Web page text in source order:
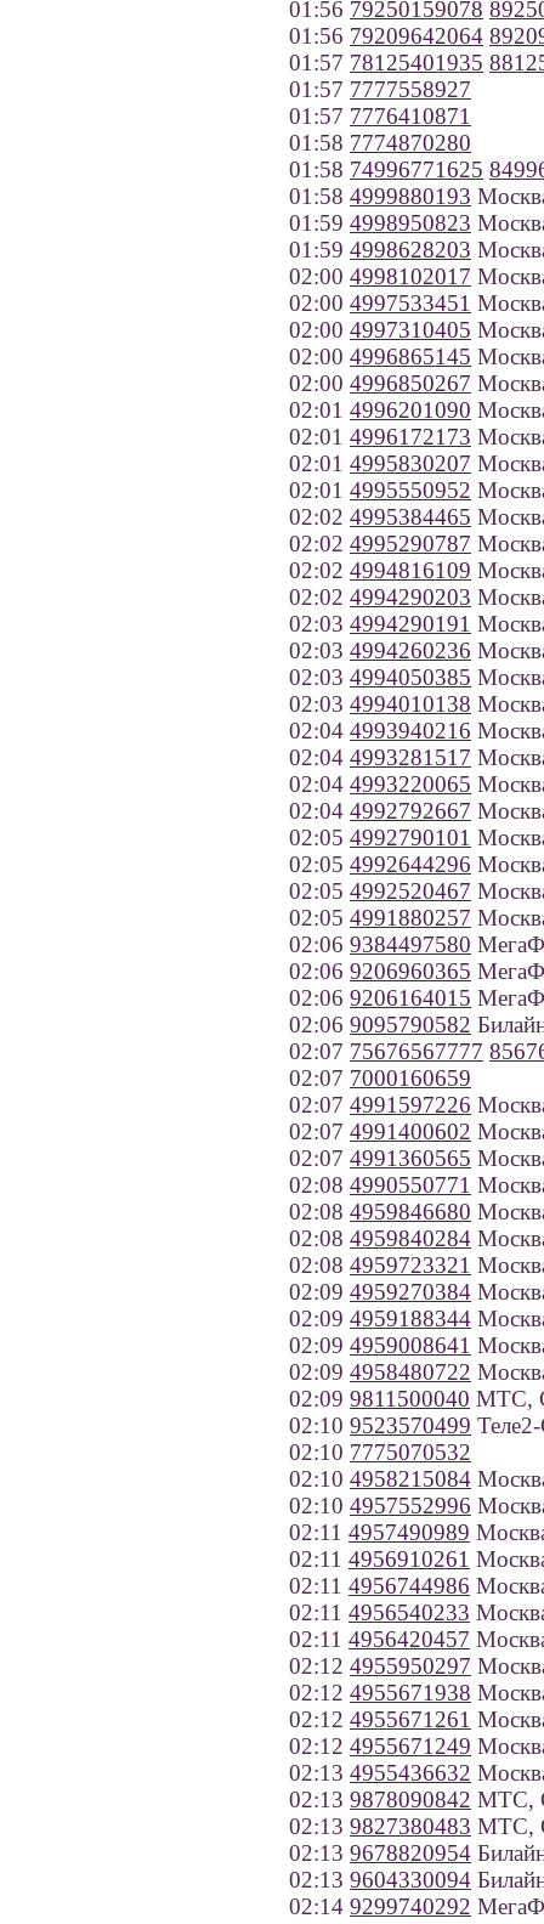
01:56 79250159078
01:56 79209642064
01:57 78125401935
01:57 7777558927
01:57 7776410871
01:58 7774870280
01:58 74996771625
01:58 4999880193
01:59 4998950823
01:59 4998628203
02:00 4998102017
02:00 4997533451
02:00 4997310405
02:00 4996865145
02:00 4996850267
02:01 4996201090
02:01 4996172173
02:01 4995830207
02:01 4995550952
02:02 4995384465
02:02 4995290787
02:02 4994816109
02:02 4994290203
02:03 4994290191
02:03 4994260236
02:03 4994050385
02:03 4994010138
02:04 4993940216
02:04 4993281517
02:04 4993220065
02:04 4992792667
02:05 4992790101
02:05 4992644296
02:05 4992520467
02:05 4991880257
02:06 9384497580
02:06 9206960365
02:06 9206164015
02:06 9095790582
02:07 75676567777
02:07 7000160659
02:07 4991597226
02:07 4991400602
02:07 4991360565
02:08 4990550771
02:08 4959846680
02:08 4959840284
02:08 4959723321
02:09 4959270384
02:09 4959188344
02:09 4959008641
02:09 4958480722
02:09 9811500040 МТС,
02:10 9523570499
02:10 7775070532
02:10 4958215084
02:10 4957552996
02:11 4957490989
02:11 4956910261
02:11 4956744986
02:11 4956540233
02:11 4956420457
02:12 4955950297
02:12 4955671938
02:12 4955671261
02:12 4955671249
02:13 4955436632
02:13 9878090842 МТС,
02:13 9827380483 МТС,
02:13 9678820954
02:13 9604330094
02:14 9299740292